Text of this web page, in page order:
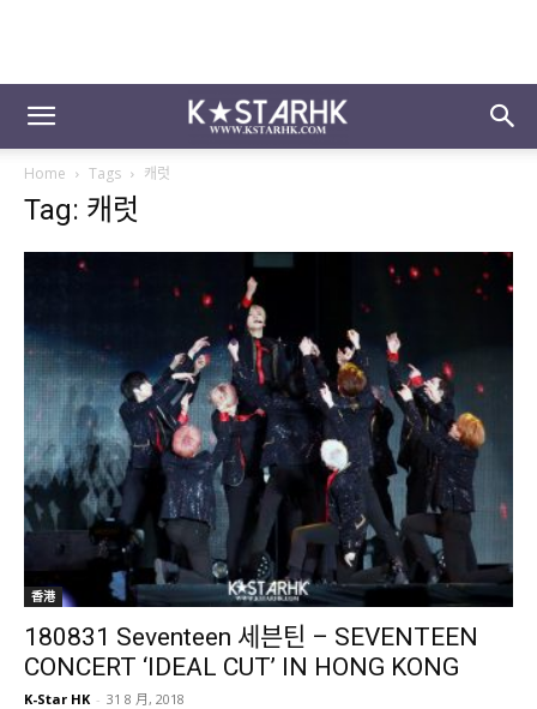
Home Tags 캐럿
Tag: 캐럿
香港
180831 Seventeen 세븐틴 – SEVENTEEN
CONCERT ‘IDEAL CUT’ IN HONG KONG
K-Star HK - 31 8 月, 2018